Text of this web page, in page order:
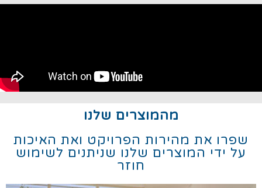
מהמוצרים שלנו
שפרו את מהירות הפרויקט ואת האיכות
על ידי המוצרים שלנו שניתנים לשימוש
חוזר